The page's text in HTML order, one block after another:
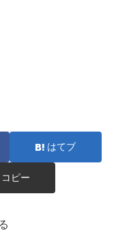
はてブ
コピー